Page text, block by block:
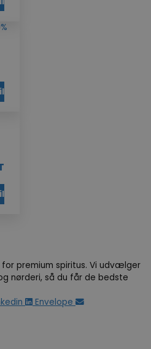
premium spiritus. Vi udvælger
nørderi, så du får de bedste
Envelope